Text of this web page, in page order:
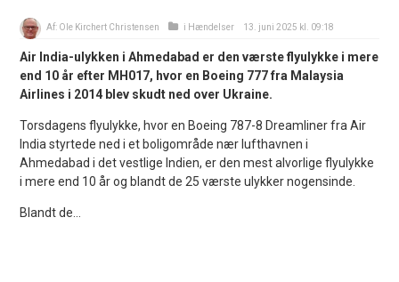
Af: Ole Kirchert Christensen i Hændelser 13. juni 2025 kl. 09:18
Air India-ulykken i Ahmedabad er den værste flyulykke i mere
end 10 år efter MH017, hvor en Boeing 777 fra Malaysia
Airlines i 2014 blev skudt ned over Ukraine.
Torsdagens flyulykke, hvor en Boeing 787-8 Dreamliner fra Air
India styrtede ned i et boligområde nær lufthavnen i
Ahmedabad i det vestlige Indien, er den mest alvorlige flyulykke
i mere end 10 år og blandt de 25 værste ulykker nogensinde.
Blandt de...